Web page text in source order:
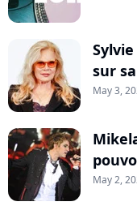
sur
May 3,
May 2,